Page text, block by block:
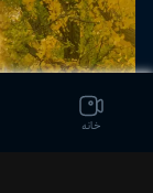
راه رفتن روی یخ نازک
خانه